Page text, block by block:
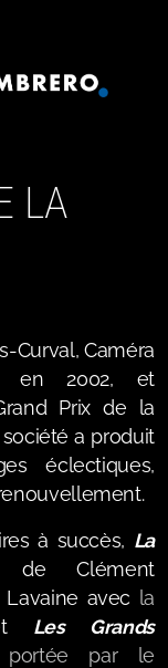
LA
Curval, Caméra
en 2002, et
Prix de la
a produit
éclectiques,
à succès, La
Clément
Lavaine avec la
Les Grands
par le